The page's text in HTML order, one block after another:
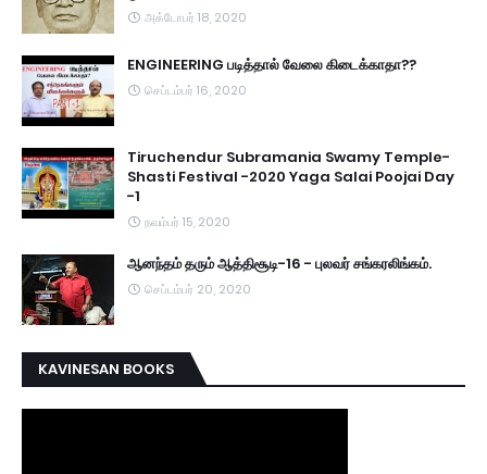
அக்டோபர் 18, 2020
ENGINEERING படித்தால் வேலை கிடைக்காதா??
செப்டம்பர் 16, 2020
Tiruchendur Subramania Swamy Temple-
Shasti Festival -2020 Yaga Salai Poojai Day
-1
நவம்பர் 15, 2020
ஆனந்தம் தரும் ஆத்திசூடி-16 - புலவர் சங்கரலிங்கம்.
செப்டம்பர் 20, 2020
KAVINESAN BOOKS